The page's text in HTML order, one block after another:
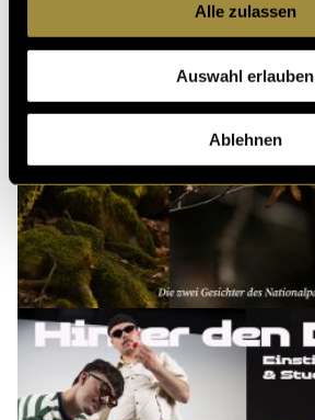
Alle zulassen
Auswahl erlauben
Ablehnen